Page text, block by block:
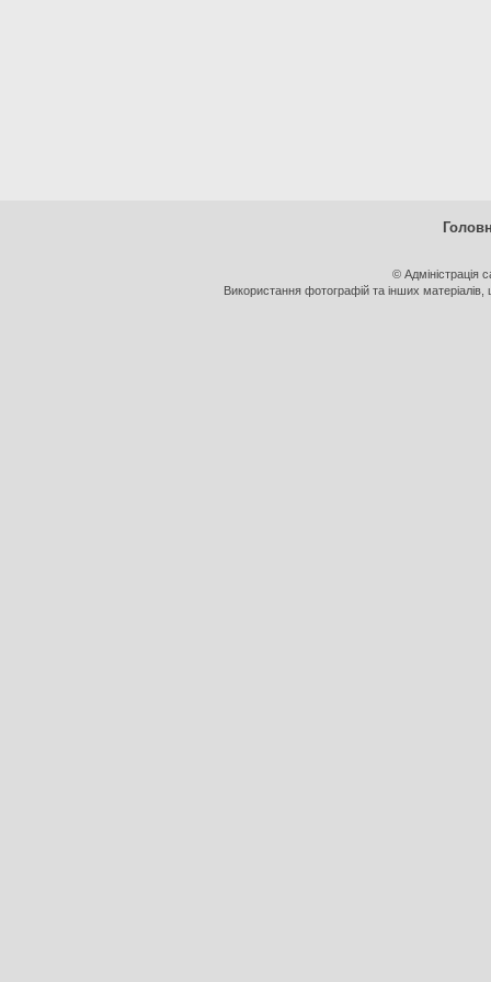
© Адміністрація
Використання фотографій та інших матеріалів,